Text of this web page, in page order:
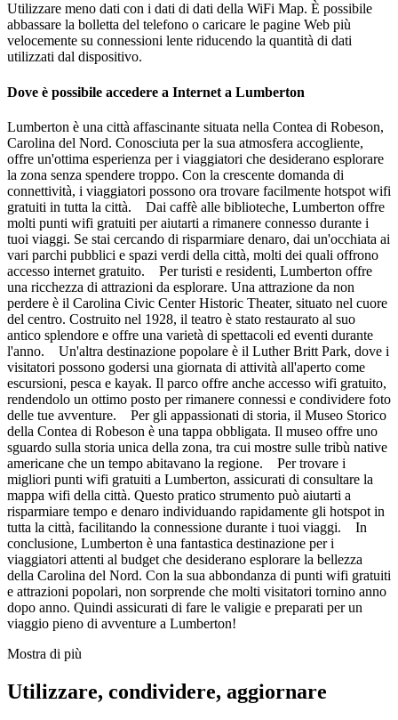
Utilizzare meno dati con i dati di dati della WiFi Map. È possibile
abbassare la bolletta del telefono o caricare le pagine Web più
velocemente su connessioni lente riducendo la quantità di dati
utilizzati dal dispositivo.
Dove è possibile accedere a Internet a Lumberton
Lumberton è una città affascinante situata nella Contea di Robeson,
Carolina del Nord. Conosciuta per la sua atmosfera accogliente,
offre un'ottima esperienza per i viaggiatori che desiderano esplorare
la zona senza spendere troppo. Con la crescente domanda di
connettività, i viaggiatori possono ora trovare facilmente hotspot wifi
gratuiti in tutta la città. Dai caffè alle biblioteche, Lumberton offre
molti punti wifi gratuiti per aiutarti a rimanere connesso durante i
tuoi viaggi. Se stai cercando di risparmiare denaro, dai un'occhiata ai
vari parchi pubblici e spazi verdi della città, molti dei quali offrono
accesso internet gratuito. Per turisti e residenti, Lumberton offre
una ricchezza di attrazioni da esplorare. Una attrazione da non
perdere è il Carolina Civic Center Historic Theater, situato nel cuore
del centro. Costruito nel 1928, il teatro è stato restaurato al suo
antico splendore e offre una varietà di spettacoli ed eventi durante
l'anno. Un'altra destinazione popolare è il Luther Britt Park, dove i
visitatori possono godersi una giornata di attività all'aperto come
escursioni, pesca e kayak. Il parco offre anche accesso wifi gratuito,
rendendolo un ottimo posto per rimanere connessi e condividere foto
delle tue avventure. Per gli appassionati di storia, il Museo Storico
della Contea di Robeson è una tappa obbligata. Il museo offre uno
sguardo sulla storia unica della zona, tra cui mostre sulle tribù native
americane che un tempo abitavano la regione. Per trovare i
migliori punti wifi gratuiti a Lumberton, assicurati di consultare la
mappa wifi della città. Questo pratico strumento può aiutarti a
risparmiare tempo e denaro individuando rapidamente gli hotspot in
tutta la città, facilitando la connessione durante i tuoi viaggi. In
conclusione, Lumberton è una fantastica destinazione per i
viaggiatori attenti al budget che desiderano esplorare la bellezza
della Carolina del Nord. Con la sua abbondanza di punti wifi gratuiti
e attrazioni popolari, non sorprende che molti visitatori tornino anno
dopo anno. Quindi assicurati di fare le valigie e preparati per un
viaggio pieno di avventure a Lumberton!
Mostra di più
Utilizzare, condividere, aggiornare